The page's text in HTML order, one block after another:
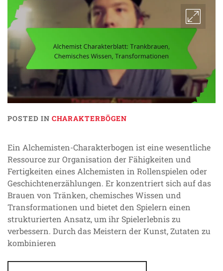
POSTED IN CHARAKTERBÖGEN
Ein Alchemisten-Charakterbogen ist eine wesentliche
Ressource zur Organisation der Fähigkeiten und
Fertigkeiten eines Alchemisten in Rollenspielen oder
Geschichtenerzählungen. Er konzentriert sich auf das
Brauen von Tränken, chemisches Wissen und
Transformationen und bietet den Spielern einen
strukturierten Ansatz, um ihr Spielerlebnis zu
verbessern. Durch das Meistern der Kunst, Zutaten zu
kombinieren